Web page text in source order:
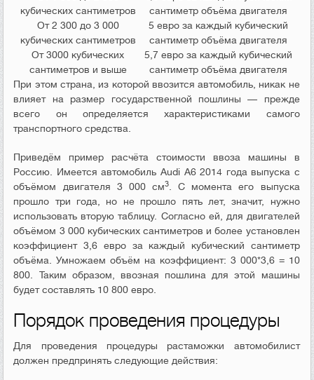
кубических сантиметров
сантиметр объёма двигателя
От 2 300 до 3 000
кубических сантиметров
5 евро за каждый кубический
сантиметр объёма двигателя
От 3000 кубических
сантиметров и выше
5,7 евро за каждый кубический
сантиметр объёма двигателя
При этом страна, из которой ввозится автомобиль, никак не
влияет на размер государственной пошлины — прежде
всего он определяется характеристиками самого
транспортного средства.
Приведём пример расчёта стоимости ввоза машины в
Россию. Имеется автомобиль Audi A6 2014 года выпуска с
объёмом двигателя 3 000 см3. С момента его выпуска
прошло три года, но не прошло пять лет, значит, нужно
использовать вторую таблицу. Согласно ей, для двигателей
объёмом 3 000 кубических сантиметров и более установлен
коэффициент 3,6 евро за каждый кубический сантиметр
объёма. Умножаем объём на коэффициент: 3 000*3,6 = 10
800. Таким образом, ввозная пошлина для этой машины
будет составлять 10 800 евро.
Порядок проведения процедуры
Для проведения процедуры растаможки автомобилист
должен предпринять следующие действия: